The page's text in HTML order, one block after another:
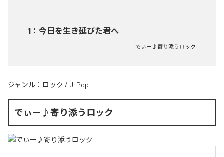
1 ： 今日を生き延びた君へ
でぃー♪寄り添うロック
ジャンル： ロック / J-Pop
でぃー♪寄り添うロック